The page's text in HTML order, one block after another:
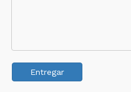
Entregar